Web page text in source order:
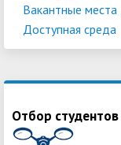
Вакантные
Доступная среда
Отбор